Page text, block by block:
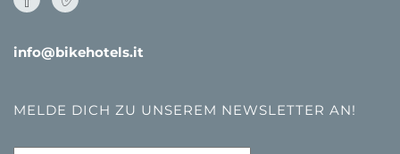
info@bikehotels.it
MELDE DICH ZU UNSEREM NEWSLETTER AN!